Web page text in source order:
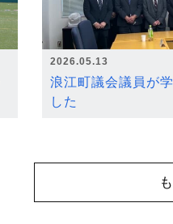
2026.05.13
浪江町議会議員が
した